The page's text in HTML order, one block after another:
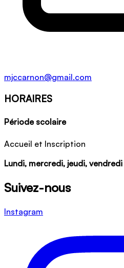
mjccarnon@gmail.com
HORAIRES
Période scolaire
Accueil et Inscription
Lundi, mercredi, jeudi, vendredi
Suivez-nous
Instagram